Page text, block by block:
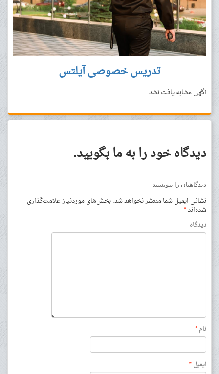
تدریس خصوصی آیلتس
آگهی مشابه یافت نشد.
دیدگاه خود را به ما بگویید.
دیدگاهتان را بنویسید
نشانی ایمیل شما منتشر نخواهد شد.بخش‌های موردنیاز علامت‌گذاری
شده‌اند*
دیدگاه
نام*
ایمیل*